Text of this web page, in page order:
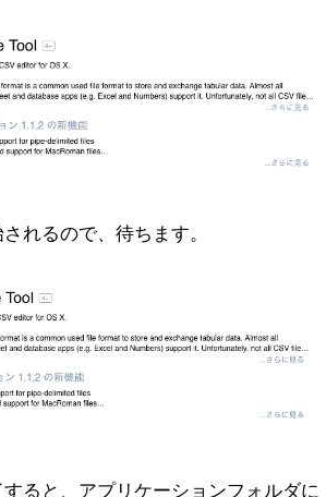
れるので、待ちます。
ると、アプリケーションフォルダに